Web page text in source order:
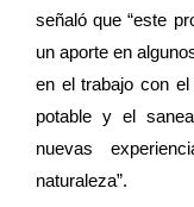
señaló que “este
un aporte en
en el trabajo con
potable y el
nuevas
naturaleza”.